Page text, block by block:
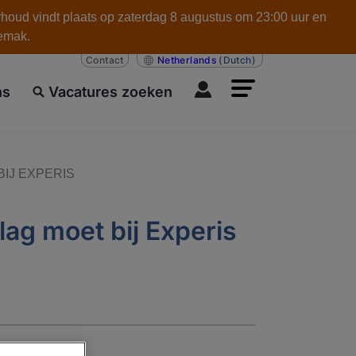
vindt plaats op zaterdag 8 augustus om 23:00 uur en
Vacatures zoeken
Contact Netherlands (Dutch)
EXPERIS
moet bij Experis